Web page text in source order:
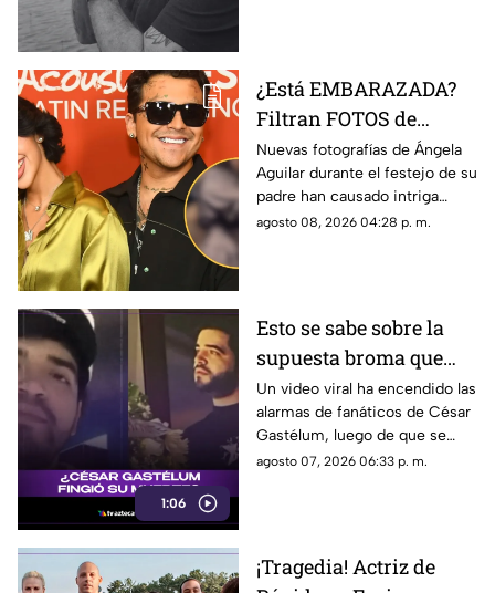
¿Está EMBARAZADA?
Filtran FOTOS de
Ángela Aguilar durante
fiesta familiar; así luce
Nuevas fotografías de Ángela
Aguilar durante el festejo de su
padre han causado intriga
entre seguidores, en TV
agosto 08, 2026 04:28 p. m.
1:06
Esto se sabe sobre la
supuesta broma que
César Gastélum habría
hecho sobre su muerte
Un video viral ha encendido las
alarmas de fanáticos de César
Gastélum, luego de que se
comentara a especular que su
agosto 07, 2026 06:33 p. m.
¡Tragedia! Actriz de